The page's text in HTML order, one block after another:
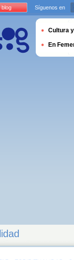
blog Síguenos en
Cultura
En